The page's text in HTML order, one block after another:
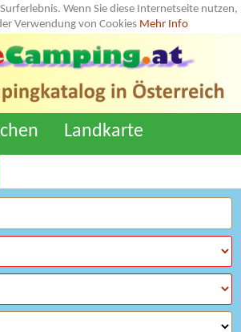
Wenn Sie diese Internetseite nutzen,
Verwendung von Cookies Mehr Info
Landkarte